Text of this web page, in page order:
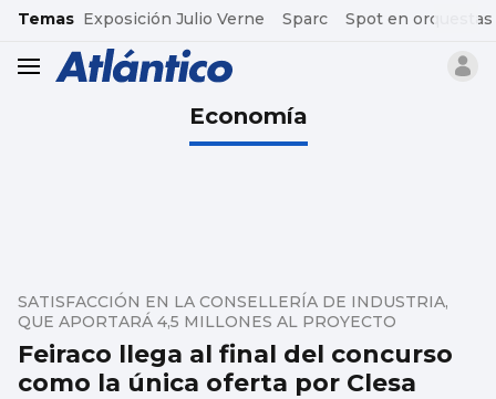
common.go-to-content
Temas Exposición Julio Verne Sparc Spot en orquestas
header.menu.open
Economía
Feiraco llega al final del concurso
como la única oferta por Clesa
SATISFACCIÓN EN LA CONSELLERÍA DE INDUSTRIA,
QUE APORTARÁ 4,5 MILLONES AL PROYECTO